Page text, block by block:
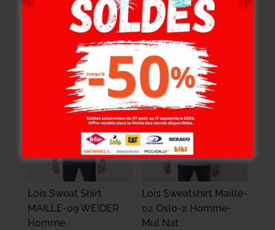
Homme
DT
Homme
114.000DT
79.800DT
-30%
Lois Sweat Shirt
MAILLE-09 WEIDER
Homme
-40%
Lois Sweatshirt Maille-
02 Oslo-2 Homme-
Mul Nat.